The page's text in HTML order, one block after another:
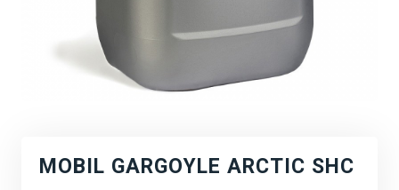
MOBIL GARGOYLE ARCTIC SHC